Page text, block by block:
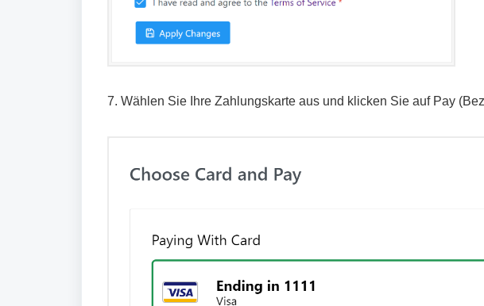
7. Wählen Sie Ihre Zahlungskarte aus und klicken Sie auf Pay